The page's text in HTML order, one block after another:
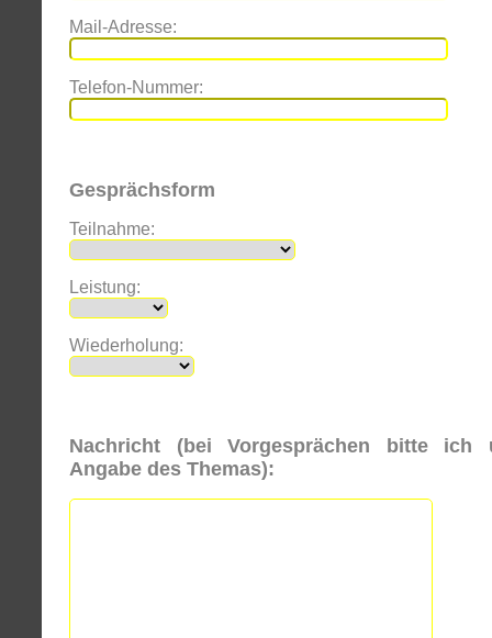
Mail-Adresse:
Telefon-Nummer:
Gesprächsform
Teilnahme:
Leistung:
Wiederholung:
Nachricht (bei Vorgesprächen bitte ich
Angabe des Themas):